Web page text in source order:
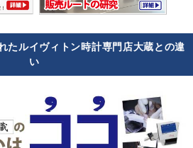
たルイヴィトン時計専門店大蔵との違
い